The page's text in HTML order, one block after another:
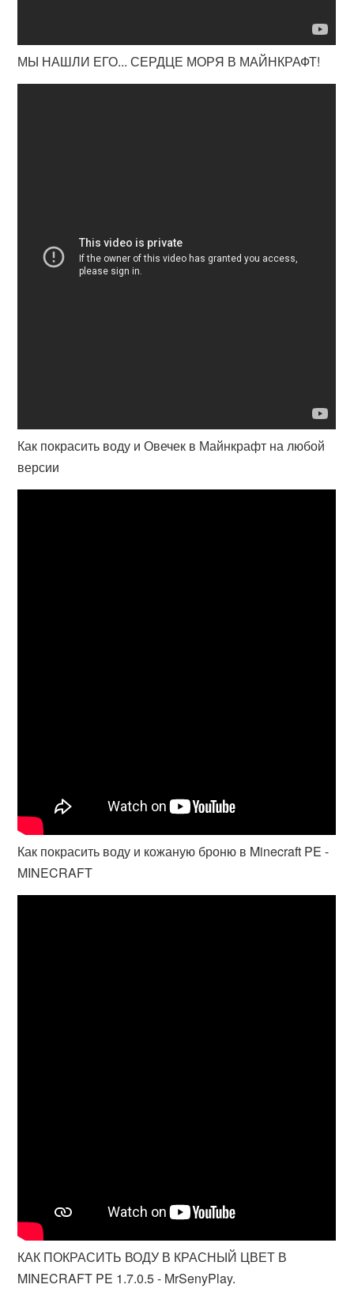
МЫ НАШЛИ ЕГО... СЕРДЦЕ МОРЯ В МАЙНКРАФТ!
Как покрасить воду и Овечек в Майнкрафт на любой
версии
Как покрасить воду и кожаную броню в Minecraft PE -
MINECRAFT
КАК ПОКРАСИТЬ ВОДУ В КРАСНЫЙ ЦВЕТ В
MINECRAFT PE 1.7.0.5 - MrSenyPlay.